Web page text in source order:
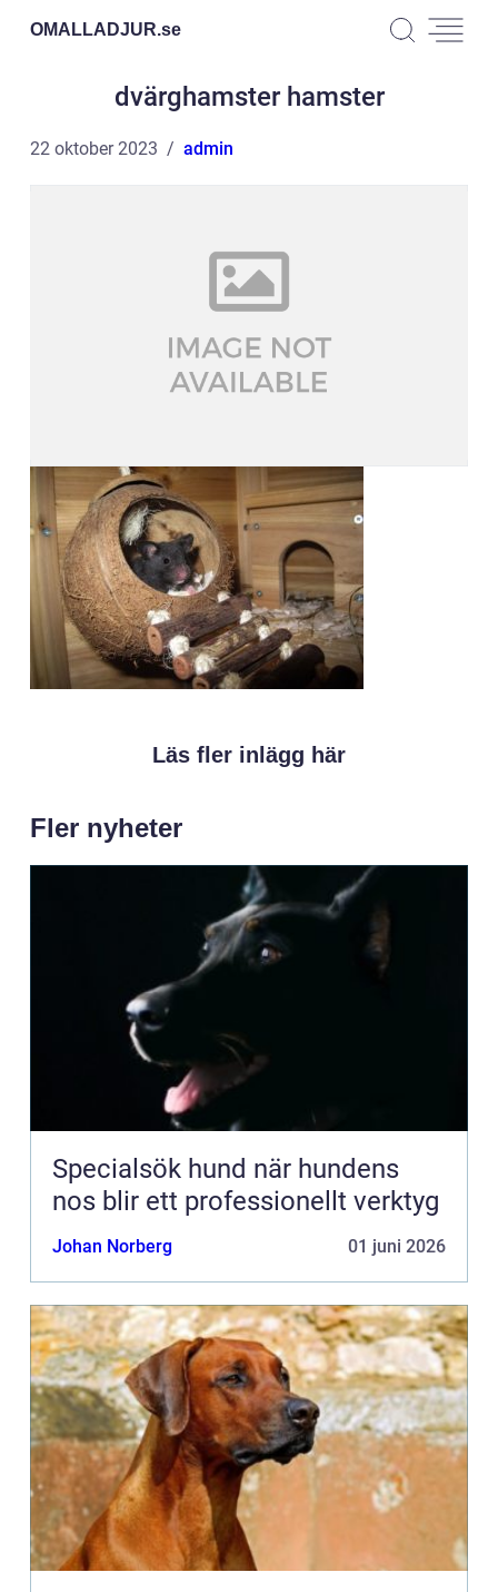
OMALLADJUR.se
dvärghamster hamster
22 oktober 2023 admin
Läs fler inlägg här
Fler nyheter
Specialsök hund när hundens
nos blir ett professionellt verktyg
Johan Norberg 01 juni 2026